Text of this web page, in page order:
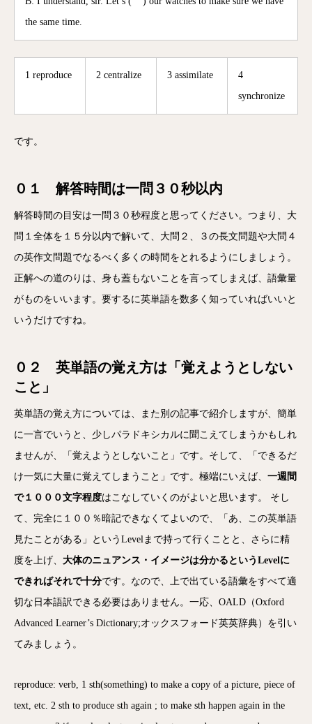
the same time.
1 reproduce 2 centralize 3 assimilate
4
synchronize
です。
０１ 解答時間は一問３０秒以内
解答時間の目安は一問３０秒程度と思ってください。つまり、大
問１全体を１５分以内で解いて、大問２、３の長文問題や大問４
の英作文問題でなるべく多くの時間をとれるようにしましょう。
正解への道のりは、身も蓋もないことを言ってしまえば、語彙量
がものをいいます。要するに英単語を数多く知っていればいいと
いうだけですね。
０２ 英単語の覚え方は「覚えようとしない
こと」
英単語の覚え方については、また別の記事で紹介しますが、簡単
に一言でいうと、少しパラドキシカルに聞こえてしまうかもしれ
ませんが、「覚えようとしないこと」です。そして、「できるだ
け一気に大量に覚えてしまうこと」です。極端にいえば、 一週間
で１０００文字程度はこなしていくのがよいと思います。 そし
て、完全に１００％暗記できなくてよいので、「あ、この英単語
見たことがある」というLevelまで持って行くことと、さらに精
度を上げ、 大体のニュアンス・イメージは分かるというLevelに
できればそれで十分です。なので、上で出ている語彙をすべて適
切な日本語訳できる必要はありません。一応、OALD（Oxford
Advanced Learner’s Dictionary;オックスフォード英英辞典）を引い
てみましょう。
reproduce: verb, 1 sth(something) to make a copy of a picture, piece of
text, etc. 2 sth to produce sth again ; to make sth happen again in the